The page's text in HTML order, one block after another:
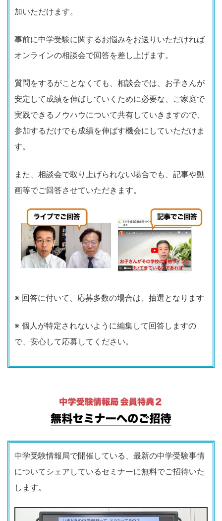
加いただけます。
事前に中学受験に関するお悩みをお送りいただければ
オンラインの相談会で回答を差し上げます。
質問をするがことなくても、相談会では、お子さんが
安定して成績を伸ばしていくために必要な、ご家庭で
実践できるノウハウについて共有していきますので、
参加するだけでも成績を伸ばす機会にしていただけま
す。
また、相談会で取り上げられない場合でも、記事や動
画等でご回答させていただきます。
※ 回答に付いて、応募多数の場合は、抽選となります
※ 個人が特定されないように編集して回答しますの
で、安心して応募してください。
中学受験情報局で開催している、最新の中学受験事情
についてシェアしているセミナーに無料でご招待いた
します。